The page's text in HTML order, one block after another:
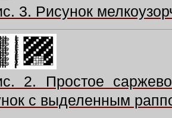
3. Рисунок
2. Простое
с выделенным